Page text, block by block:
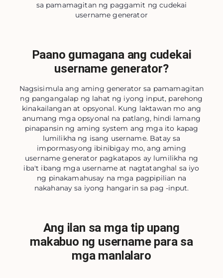
sa pamamagitan ng paggamit ng cudekai
username generator
Paano gumagana ang cudekai
username generator?
Nagsisimula ang aming generator sa pamamagitan
ng pangangalap ng lahat ng iyong input, parehong
kinakailangan at opsyonal. Kung laktawan mo ang
anumang mga opsyonal na patlang, hindi lamang
pinapansin ng aming system ang mga ito kapag
lumilikha ng isang username. Batay sa
impormasyong ibinibigay mo, ang aming
username generator pagkatapos ay lumilikha ng
iba't ibang mga username at nagtatanghal sa iyo
ng pinakamahusay na mga pagpipilian na
nakahanay sa iyong hangarin sa pag -input.
Ang ilan sa mga tip upang
makabuo ng username para sa
mga manlalaro